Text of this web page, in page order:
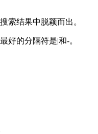
索结果中脱颖而出。
好的分隔符是|和-。